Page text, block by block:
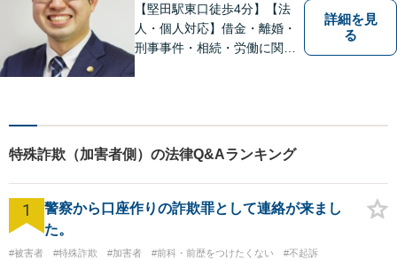
【堅田駅東口徒歩4分】【法
人・個人対応】借金・離婚・
刑事事件・相続・労働に関す
お話をお聞かせください。
【無料駐車場あり】
詳細を見
る
特殊詐欺（加害者側）の法律Q&Aランキング
1
警察から口座作りの詐欺罪として連絡が来まし
た。
#被害者 #特殊詐欺 #加害者 #前科・前歴をつけたくない
#不起訴